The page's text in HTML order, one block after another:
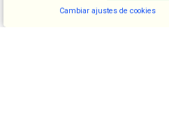
Condiciones de venta
My account
Cambiar ajustes de cookies